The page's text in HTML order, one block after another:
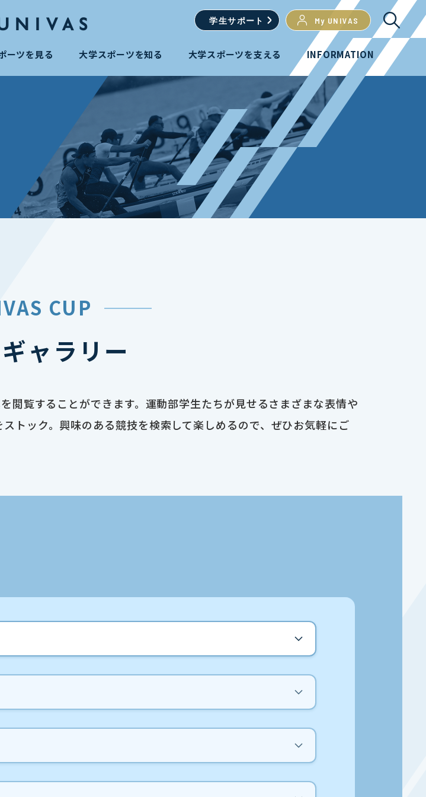
学生サポート My UNIVAS
ーツを見る 大学スポーツを知る 大学スポーツを支える INFORMATION
CUP
ャラリー
閲覧することができます。運動部学生たちが見せるさまざまな表情や
トック。興味のある競技を検索して楽しめるので、ぜひお気軽にご